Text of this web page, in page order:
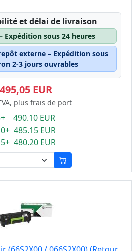
et délai de livraison
Expédition sous 24 heures
externe – Expédition sous
2-3 jours ouvrables
495,05 EUR
plus frais de port
490.10 EUR
485.15 EUR
480.20 EUR